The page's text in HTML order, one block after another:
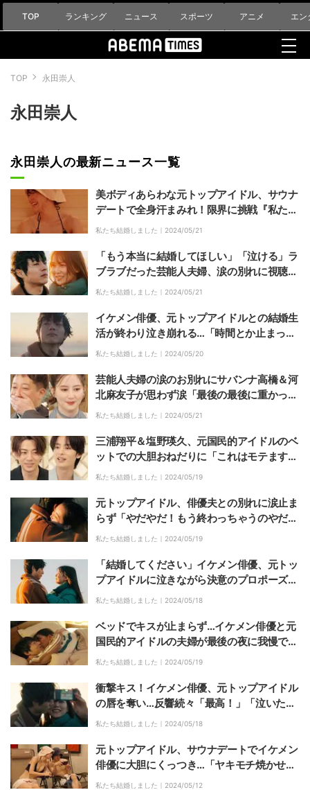
TOP ランキング ニュース スポーツ アニメ エン
TOP 永田崇人
永田崇人
永田崇人の最新ニュース一覧
美ボディあらわな元トップアイドル、サウナ
デートで全身汗まみれ！限界に挑戦『私たち
結婚しました 5』
私たち結婚しました｜ 2024/05/21
「もう本当に結婚してほしい」「泣ける」ラ
ブラブだった芸能人夫婦、涙の別れに視聴者
から大反響『私たち結婚しました 5』
私たち結婚しました｜ 2024/05/21
イケメン俳優、元トップアイドルとの結婚生
活が終わり泣き崩れる…「時間とか止まっち
ゃえばいいのに」「大好きです」『私たち結
私たち結婚しました｜ 2024/05/20
芸能人夫婦の涙のお別れにサバンナ高橋＆河
北麻友子が思わず涙「最後の最後に重かっ
た」『私たち結婚しました 5』最終話
私たち結婚しました｜ 2024/05/21
三浦翔平＆塩野瑛久、元国民的アイドルのベ
ットでの大胆おねだりに「これはモテます」
『私たち結婚しました 5』最終話
私たち結婚しました｜ 2024/05/19
元トップアイドル、俳優夫との別れに涙止ま
らず「やだやだ！もう終わっちゃうのやだ」
『私たち結婚しました 5』最終話
私たち結婚しました｜ 2024/05/19
「結婚してください」イケメン俳優、元トッ
プアイドルに泣きながら決意のプロポーズ！
三浦翔平「あれはガチ」『私たち結婚しまし
私たち結婚しました｜ 2024/05/18
ベッドでキスが止まらず…イケメン俳優と元
国民的アイドルの夫婦が最後の夜に我慢でき
ず「寝れないんじゃない？」『私たち結婚し
私たち結婚しました｜ 2024/05/19
衝撃キス！イケメン俳優、元トップアイドル
の唇を奪い…反響続々「最高！」「泣いた」
『私たち結婚しました 5』最終話
私たち結婚しました｜ 2024/05/18
元トップアイドル、サウナデートでイケメン
俳優に大胆にくっつき…「ヤキモチ焼かせた
くなるな」『私たち結婚しました 5』第9話
私たち結婚しました｜ 2024/05/12